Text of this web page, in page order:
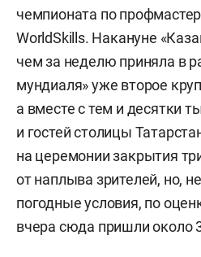
чемпионата по
WorldSkills. Накануне
чем за неделю приняла в
мундиаля» уже второе
а вместе с тем и десятки
и гостей столицы
на церемонии закрытия
от наплыва зрителей, но,
погодные условия, по
вчера сюда пришли около